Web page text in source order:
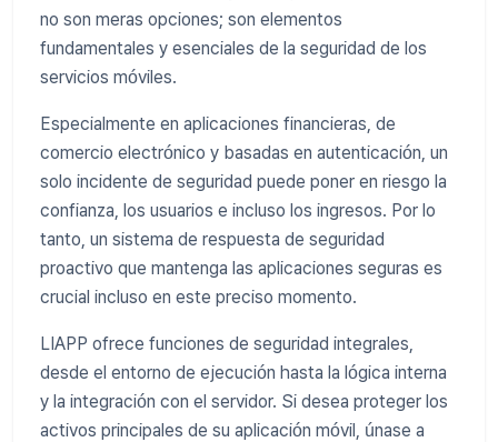
no son meras opciones; son elementos
fundamentales y esenciales de la seguridad de los
servicios móviles.
Especialmente en aplicaciones financieras, de
comercio electrónico y basadas en autenticación, un
solo incidente de seguridad puede poner en riesgo la
confianza, los usuarios e incluso los ingresos. Por lo
tanto, un sistema de respuesta de seguridad
proactivo que mantenga las aplicaciones seguras es
crucial incluso en este preciso momento.
LIAPP ofrece funciones de seguridad integrales,
desde el entorno de ejecución hasta la lógica interna
y la integración con el servidor. Si desea proteger los
activos principales de su aplicación móvil, únase a